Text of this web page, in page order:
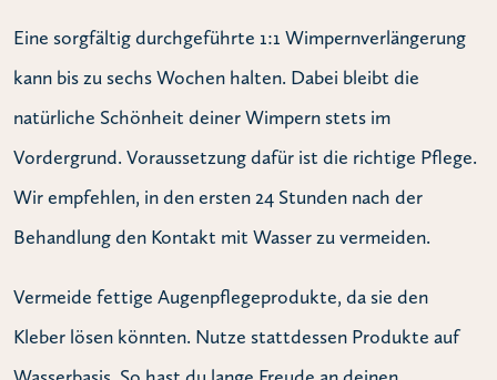
Eine sorgfältig durchgeführte 1:1 Wimpernverlängerung
kann bis zu sechs Wochen halten. Dabei bleibt die
natürliche Schönheit deiner Wimpern stets im
Vordergrund. Voraussetzung dafür ist die richtige Pflege.
Wir empfehlen, in den ersten 24 Stunden nach der
Behandlung den Kontakt mit Wasser zu vermeiden.
Vermeide fettige Augenpflegeprodukte, da sie den
Kleber lösen könnten. Nutze stattdessen Produkte auf